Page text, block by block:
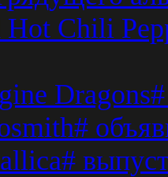
Hot Chili